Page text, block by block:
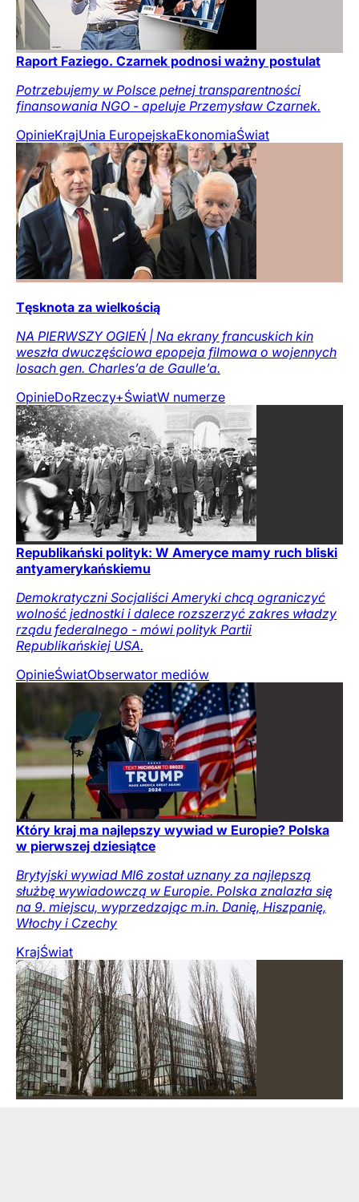
Raport Faziego. Czarnek podnosi ważny postulat
Potrzebujemy w Polsce pełnej transparentności
finansowania NGO - apeluje Przemysław Czarnek.
OpinieKrajUnia EuropejskaEkonomiaŚwiat
Tęsknota za wielkością
NA PIERWSZY OGIEŃ | Na ekrany francuskich kin
weszła dwuczęściowa epopeja filmowa o wojennych
losach gen. Charles’a de Gaulle’a.
OpinieDoRzeczy+ŚwiatW numerze
Republikański polityk: W Ameryce mamy ruch bliski
antyamerykańskiemu
Demokratyczni Socjaliści Ameryki chcą ograniczyć
wolność jednostki i dalece rozszerzyć zakres władzy
rządu federalnego - mówi polityk Partii
Republikańskiej USA.
OpinieŚwiatObserwator mediów
Który kraj ma najlepszy wywiad w Europie? Polska
w pierwszej dziesiątce
Brytyjski wywiad MI6 został uznany za najlepszą
służbę wywiadowczą w Europie. Polska znalazła się
na 9. miejscu, wyprzedzając m.in. Danię, Hiszpanię,
Włochy i Czechy
KrajŚwiat